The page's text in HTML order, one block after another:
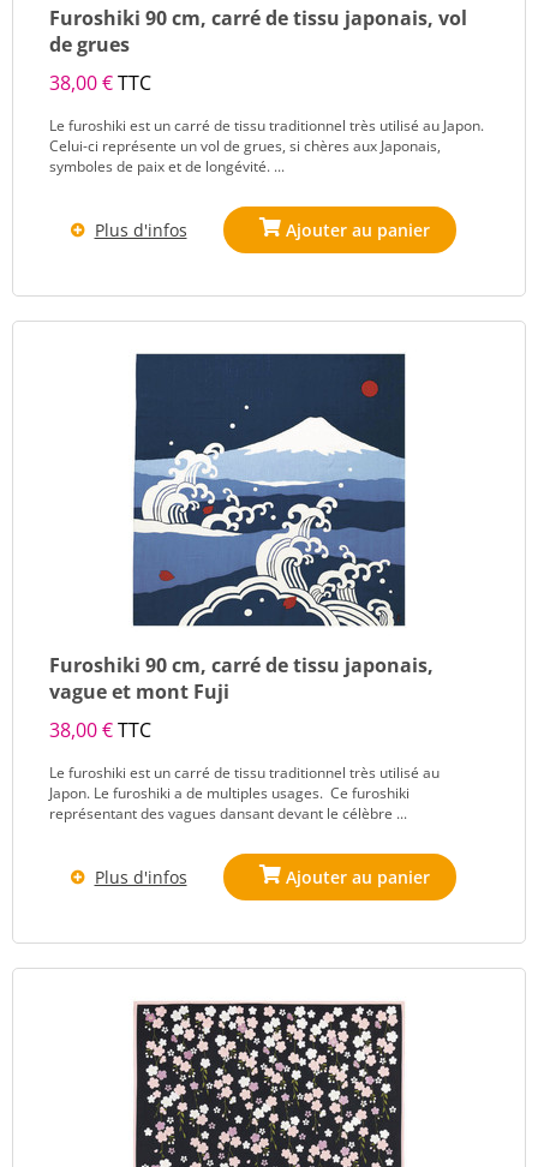
Furoshiki 90 cm, carré de tissu japonais, vol
de grues
38,00 €TTC
Le furoshiki est un carré de tissu traditionnel très utilisé au Japon.
Celui-ci représente un vol de grues, si chères aux Japonais,
symboles de paix et de longévité. ...
Plus d'infos
Furoshiki 90 cm, carré de tissu japonais,
vague et mont Fuji
38,00 €TTC
Le furoshiki est un carré de tissu traditionnel très utilisé au
Japon. Le furoshiki a de multiples usages. Ce furoshiki
représentant des vagues dansant devant le célèbre ...
Plus d'infos